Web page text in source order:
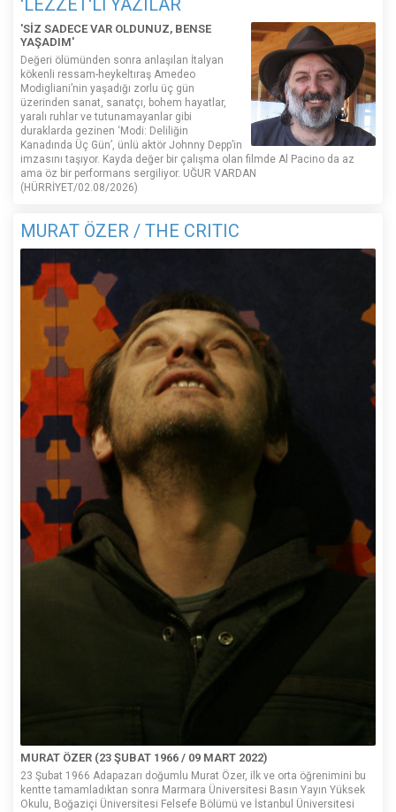
'SİZ SADECE VAR OLDUNUZ, BENSE
YAŞADIM'
Değeri ölümünden sonra anlaşılan İtalyan
kökenli ressam-heykeltıraş Amedeo
Modigliani’nin yaşadığı zorlu üç gün
üzerinden sanat, sanatçı, bohem hayatlar,
yaralı ruhlar ve tutunamayanlar gibi
duraklarda gezinen ‘Modi: Deliliğin
Kanadında Üç Gün’, ünlü aktör Johnny Depp’in
imzasını taşıyor. Kayda değer bir çalışma olan filmde Al Pacino da az
ama öz bir performans sergiliyor. UĞUR VARDAN
(HÜRRİYET/02.08/2026)
MURAT ÖZER / THE CRITIC
MURAT ÖZER (23 ŞUBAT 1966 / 09 MART 2022)
23 Şubat 1966 Adapazarı doğumlu Murat Özer, ilk ve orta öğrenimini bu
kentte tamamladıktan sonra Marmara Üniversitesi Basın Yayın Yüksek
Okulu, Boğaziçi Üniversitesi Felsefe Bölümü ve İstanbul Üniversitesi